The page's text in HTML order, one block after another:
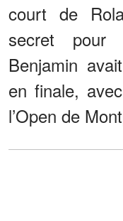
court de
secret
Benjamin
en finale,
l’Open de